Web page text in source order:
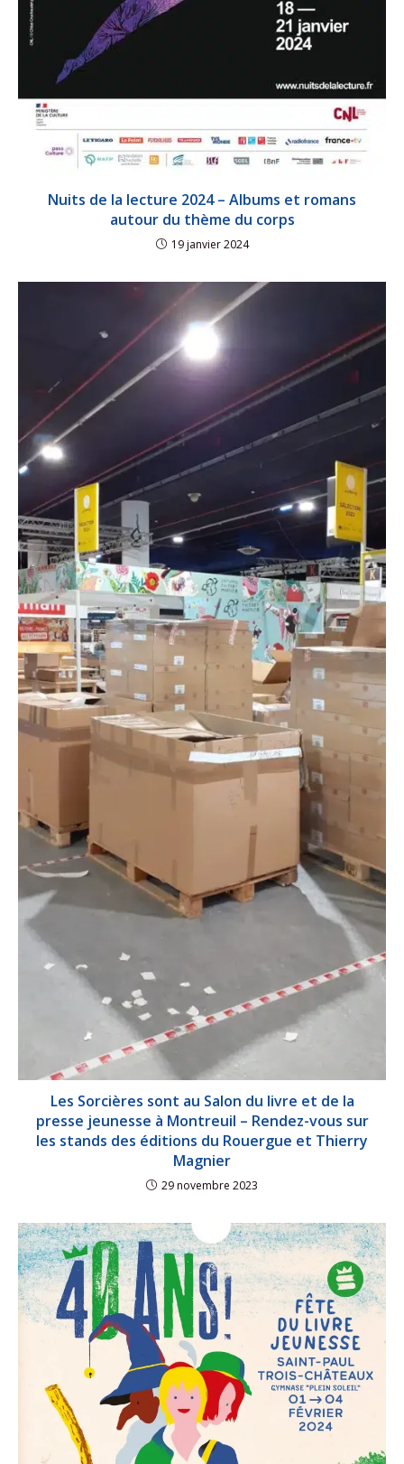
Nuits de la lecture 2024 – Albums et romans
autour du thème du corps
19 janvier 2024
Les Sorcières sont au Salon du livre et de la
presse jeunesse à Montreuil – Rendez-vous sur
les stands des éditions du Rouergue et Thierry
Magnier
29 novembre 2023